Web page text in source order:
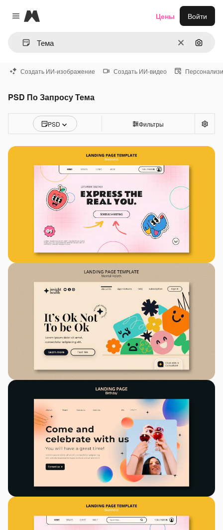
Close menu
Magnific
ОчиститьПоиск
Цены Войти
Создать ИИ-изображение Создать ИИ-видео
PSD По Запросу Тема
PSD Фильтры